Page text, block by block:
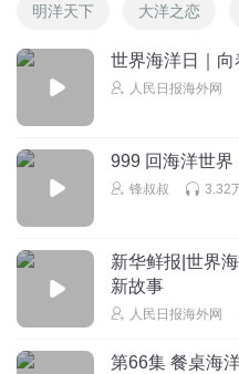
明洋天下 大洋之恋
世界海洋日｜
人民日报海外网
999 回海洋世界
锋叔叔 3.32
新华鲜报|世界
新故事
人民日报海外网
第66集 餐桌海